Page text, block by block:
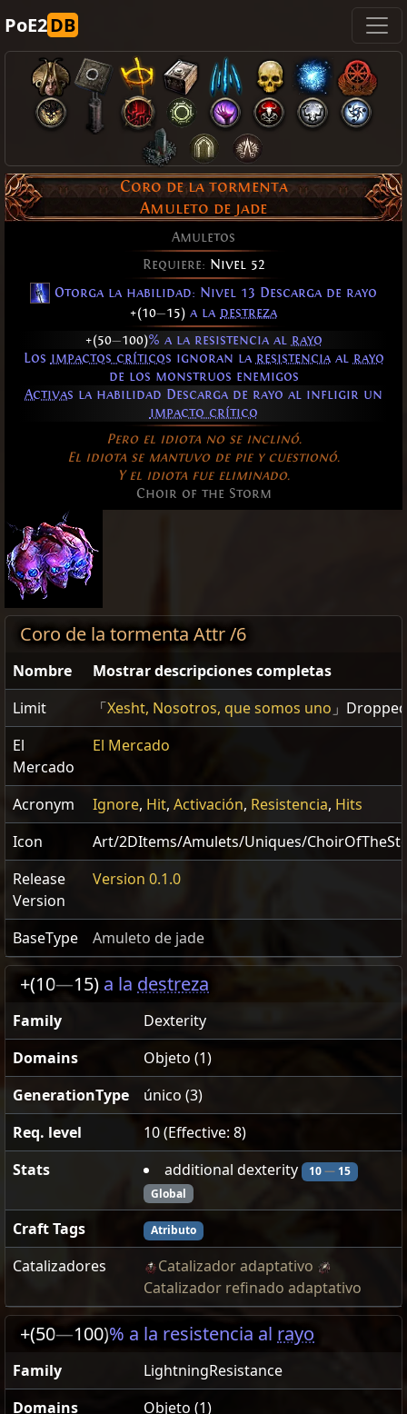
PoE2DB
Coro de la tormenta
Amuleto de jade
Amuletos
Requiere: Nivel 52
Otorga la habilidad: Nivel 13 Descarga de rayo
+(10—15) a la destreza
+(50—100)% a la resistencia al rayo
Los impactos críticos ignoran la resistenciaal rayo
de los monstruos enemigos
Activas la habilidad Descarga de rayo al infligir un
impacto crítico
Pero el idiota no se inclinó.
El idiota se mantuvo de pie y cuestionó.
Y el idiota fue eliminado.
Choir of the Storm
Coro de la tormenta Attr /6
Nombre
Mostrar descripciones completas
Limit
「Xesht, Nosotros, que somos uno」
El
Mercado
El Mercado
Acronym Ignore, Hit, Activación, Resistencia, Hits
Icon
Art/2DItems/Amulets/Uniques/
Release
Version
Version 0.1.0
BaseType Amuleto de jade
+(10—15) a la destreza
Family
Dexterity
Domains
Objeto (1)
GenerationType
único (3)
Req. level
10 (Effective: 8)
Stats
additional dexterity 10—15
Global
Craft Tags Atributo
Catalizadores
Catalizador adaptativo
Catalizador refinado adaptativo
+(50—100)% a la resistencia al rayo
Family
LightningResistance
Domains
Objeto (1)